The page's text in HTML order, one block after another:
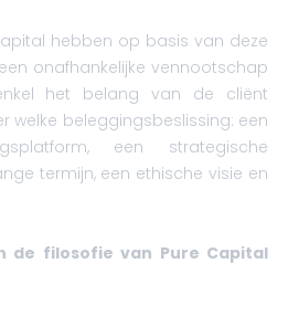
hebben op basis van deze
onafhankelijke vennootschap
het belang van de cliënt
welke beleggingsbeslissing: een
een strategische
termijn, een ethische visie en
de filosofie van Pure Capital